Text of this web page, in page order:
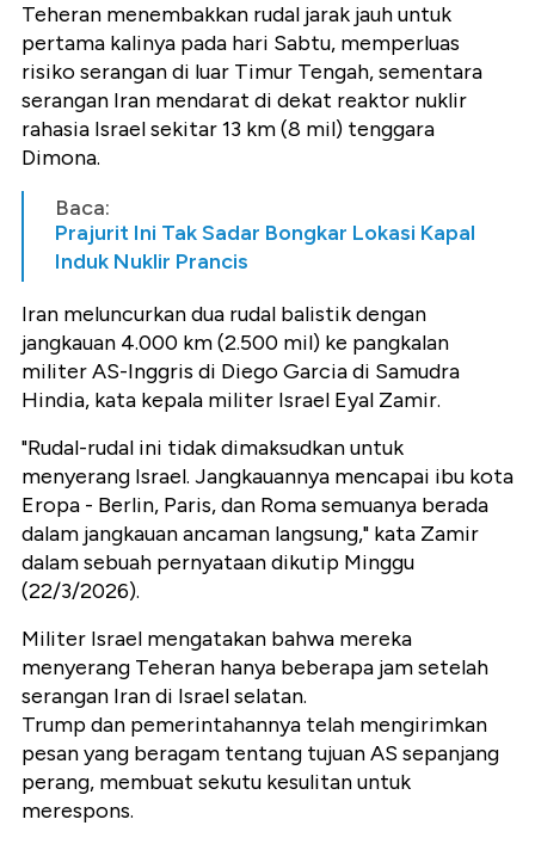
Teheran menembakkan rudal jarak jauh untuk
pertama kalinya pada hari Sabtu, memperluas
risiko serangan di luar Timur Tengah, sementara
serangan Iran mendarat di dekat reaktor nuklir
rahasia Israel sekitar 13 km (8 mil) tenggara
Dimona.
Baca:
Prajurit Ini Tak Sadar Bongkar Lokasi Kapal
Induk Nuklir Prancis
Iran meluncurkan dua rudal balistik dengan
jangkauan 4.000 km (2.500 mil) ke pangkalan
militer AS-Inggris di Diego Garcia di Samudra
Hindia, kata kepala militer Israel Eyal Zamir.
"Rudal-rudal ini tidak dimaksudkan untuk
menyerang Israel. Jangkauannya mencapai ibu kota
Eropa - Berlin, Paris, dan Roma semuanya berada
dalam jangkauan ancaman langsung," kata Zamir
dalam sebuah pernyataan dikutip Minggu
(22/3/2026).
Militer Israel mengatakan bahwa mereka
menyerang Teheran hanya beberapa jam setelah
serangan Iran di Israel selatan.
Trump dan pemerintahannya telah mengirimkan
pesan yang beragam tentang tujuan AS sepanjang
perang, membuat sekutu kesulitan untuk
merespons.